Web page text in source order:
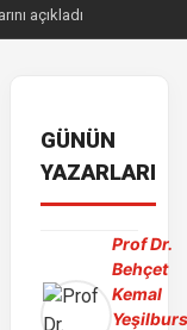
açıkladı
GÜNÜN
YAZARLARI
Prof Dr.
Behçet
Kemal